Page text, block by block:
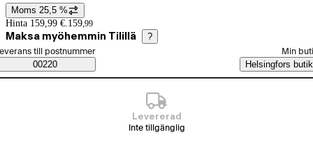
Prisinformation
Moms 25,5 %
Hinta 159,99 €. 159,99
Maksa myöhemmin Tilillä ?
Saatavuustiedot
beställningssätt
till postnummer
00220
Min
Helsingfors butik
Levererad
Inte tillgänglig